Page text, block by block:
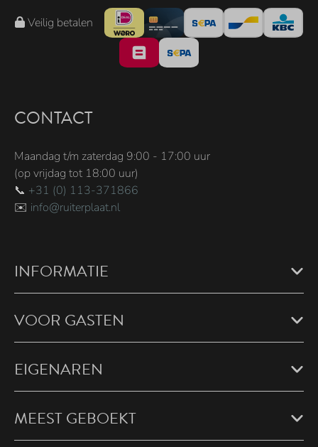
Veilig betalen
CONTACT
Maandag t/m zaterdag 9:00 - 17:00 uur
(op vrijdag tot 18:00 uur)
📞 +31 (0) 113-371866
✉️ info@ruiterplaat.nl
INFORMATIE
VOOR GASTEN
EIGENAREN
MEEST GEBOEKT